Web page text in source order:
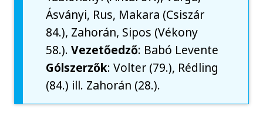
Ásványi, Rus, Makara (Csiszár
84.), Zahorán, Sipos (Vékony
58.).Vezetőedző: Babó Levente
Gólszerzők: Volter (79.), Rédling
(84.) ill. Zahorán (28.).